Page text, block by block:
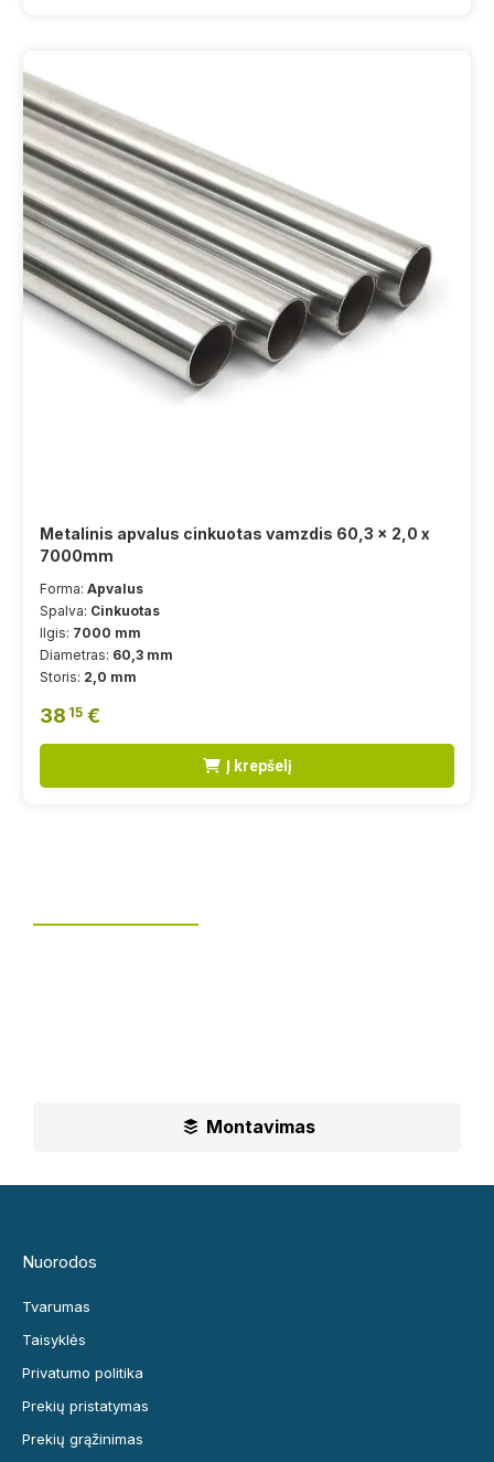
Metalinis apvalus cinkuotas vamzdis 60,3 x 2,0 x
7000mm
Forma: Apvalus
Spalva: Cinkuotas
Ilgis: 7000 mm
Diametras: 60,3 mm
Storis: 2,0 mm
38 15 €
Į krepšelį
Montavimas
Nuorodos
Tvarumas
Taisyklės
Privatumo politika
Prekių pristatymas
Prekių grąžinimas